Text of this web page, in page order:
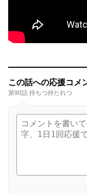
この話への応援コメ
第90話 持ちつ持たれつ